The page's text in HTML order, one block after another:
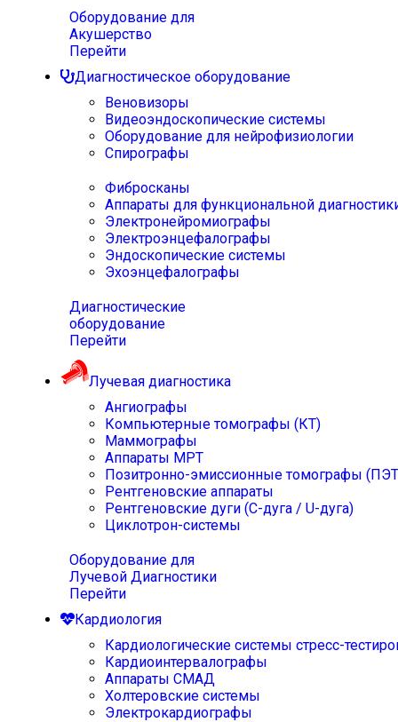
Оборудование для
Акушерство
Перейти
Диагностическое оборудование
Веновизоры
Видеоэндоскопические системы
Оборудование для нейрофизиологии
Спирографы
Фибросканы
Аппараты для функциональной
Электронейромиографы
Электроэнцефалографы
Эндоскопические системы
Эхоэнцефалографы
Диагностические
оборудование
Перейти
Лучевая диагностика
Ангиографы
Компьютерные томографы (КТ)
Маммографы
Аппараты МРТ
Позитронно-эмиссионные томографы
Рентгеновские аппараты
Рентгеновские дуги (С-дуга / U-дуга)
Циклотрон-системы
Оборудование для
Лучевой Диагностики
Перейти
Кардиология
Кардиологические системы стресс-
Кардиоинтервалографы
Аппараты СМАД
Холтеровские системы
Электрокардиографы